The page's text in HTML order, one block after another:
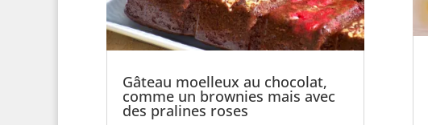
Gâteau moelleux au chocolat,
comme un brownies mais avec
des pralines roses